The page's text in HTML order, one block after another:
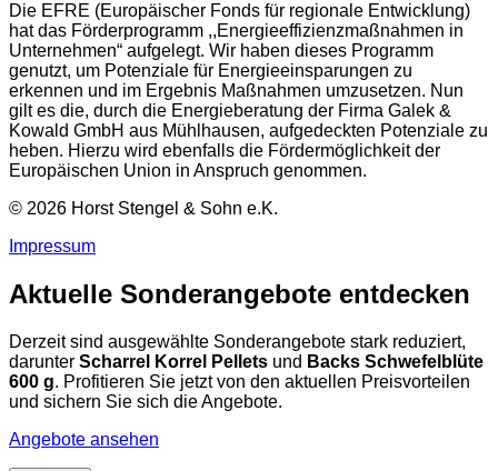
Die EFRE (Europäischer Fonds für regionale Entwicklung)
hat das Förderprogramm ,,Energieeffizienzmaßnahmen in
Unternehmen“ aufgelegt. Wir haben dieses Programm
genutzt, um Potenziale für Energieeinsparungen zu
erkennen und im Ergebnis Maßnahmen umzusetzen. Nun
gilt es die, durch die Energieberatung der Firma Galek &
Kowald GmbH aus Mühlhausen, aufgedeckten Potenziale zu
heben. Hierzu wird ebenfalls die Fördermöglichkeit der
Europäischen Union in Anspruch genommen.
© 2026 Horst Stengel & Sohn e.K.
Impressum
Aktuelle Sonderangebote entdecken
Derzeit sind ausgewählte Sonderangebote stark reduziert,
darunter Scharrel Korrel Pellets und Backs Schwefelblüte
600 g. Profitieren Sie jetzt von den aktuellen Preisvorteilen
und sichern Sie sich die Angebote.
Angebote ansehen